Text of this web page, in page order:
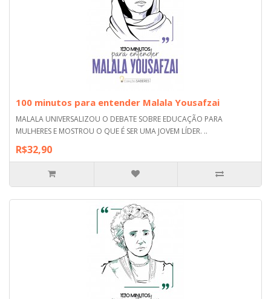
100 minutos para entender Malala Yousafzai
MALALA UNIVERSALIZOU O DEBATE SOBRE EDUCAÇÃO PARA
MULHERES E MOSTROU O QUE É SER UMA JOVEM LÍDER. ..
R$32,90